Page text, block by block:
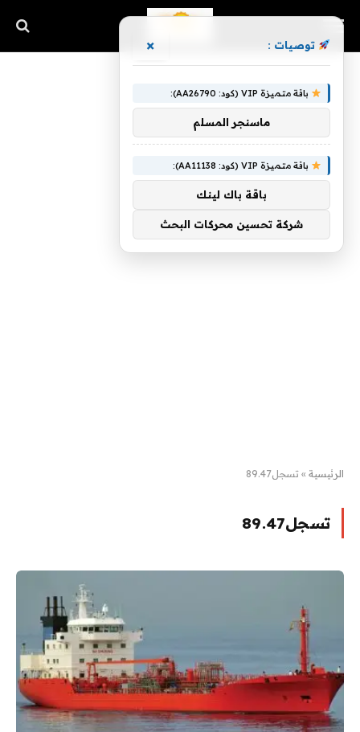
الرئيسية » تسجل89.47
تسجل89.47
توصيات : ×
باقة متميزة VIP (كود: AA26790):
ماسنجر المسلم
باقة متميزة VIP (كود: AA11138):
باقة باك لينك
شركة تحسين محركات البحث